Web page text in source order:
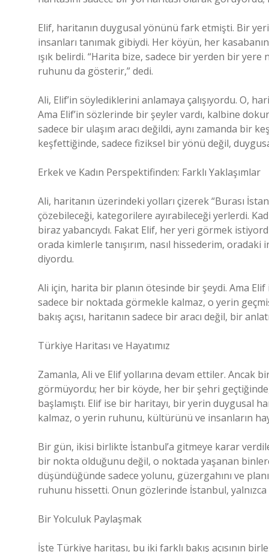
Elif, haritanın duygusal yönünü fark etmişti. Bir
insanları tanımak gibiydi. Her köyün, her
ışık belirdi. “Harita bize, sadece bir yerden bir
ruhunu da gösterir,” dedi.
Ali, Elif’in söylediklerini anlamaya çalışıyordu. O,
Ama Elif’in sözlerinde bir şeyler vardı, kalbine
sadece bir ulaşım aracı değildi, aynı zamanda bir
keşfettiğinde, sadece fiziksel bir yönü değil,
Erkek ve Kadın Perspektifinden: Farklı Yaklaşımlar
Ali, haritanın üzerindeki yolları çizerek “Burası
çözebileceği, kategorilere ayırabileceği yerlerdi.
biraz yabancıydı. Fakat Elif, her yeri görmek
orada kimlerle tanışırım, nasıl hissederim, oradaki
diyordu.
Ali için, harita bir planın ötesinde bir şeydi. Ama
sadece bir noktada görmekle kalmaz, o yerin
bakış açısı, haritanın sadece bir aracı değil, bir
Türkiye Haritası ve Hayatımız
Zamanla, Ali ve Elif yollarına devam ettiler. Ancak
görmüyordu; her bir köyde, her bir şehri
başlamıştı. Elif ise bir haritayı, bir yerin duygusal
kalmaz, o yerin ruhunu, kültürünü ve insanların
Bir gün, ikisi birlikte İstanbul’a gitmeye karar
bir nokta olduğunu değil, o noktada yaşanan
düşündüğünde sadece yolunu, güzergahını ve
ruhunu hissetti. Onun gözlerinde İstanbul,
Bir Yolculuk Paylaşmak
İşte Türkiye haritası, bu iki farklı bakış açısının